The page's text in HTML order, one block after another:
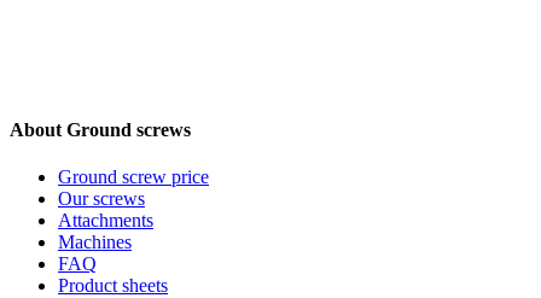
About Ground screws
Ground screw price
Our screws
Attachments
Machines
FAQ
Product sheets